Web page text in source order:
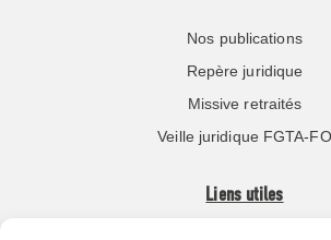
Nos publications
Repère juridique
Missive retraités
Veille juridique FGTA-FO
Liens utiles